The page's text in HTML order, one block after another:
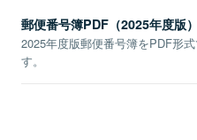
郵便番号簿PDF（2025年度版）
2025年度版郵便番号簿をPDF形
す。